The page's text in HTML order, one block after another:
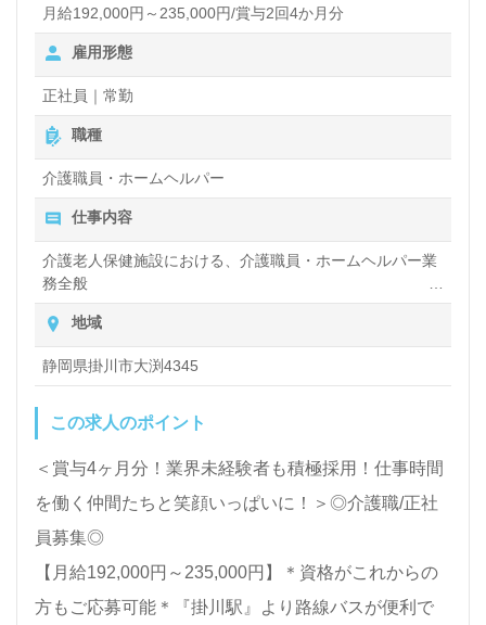
リアチェンジを実現したい、施設形態や環境を変えて
働きたい』等の方も大歓迎です。募集詳細等、担当コ
ンサルタントよりご案内します。お問い合わせも遠慮
なくお願いします。
医療/福祉業界の正社員/パート求人探しは【ウィルオ
ブ介護】＊求人情報収集、将来的に検討の方も遠慮な
く＊
LINE、メール、お電話などご希望に応じてお問い合
わせ/ご相談可能です。転職相談、求人紹介、年収交
渉など完全無料サービスをご利用いただけます。＜非
転職活動！お問い合わせお待ちしております。
月給192,000円～235,000円/賞与2回4か月分
雇用形態
正社員｜常勤
職種
介護職員・ホームヘルパー
仕事内容
介護老人保健施設における、介護職員・ホームヘルパー業
務全般
入浴や排せつ、食事などの身体的サポートや、買い物や掃
除、洗濯など日常生活のサポートなど
地域
静岡県掛川市大渕4345
この求人のポイント
＜賞与4ヶ月分！業界未経験者も積極採用！仕事時間
を働く仲間たちと笑顔いっぱいに！＞◎介護職/正社
員募集◎
【月給192,000円～235,000円】＊資格がこれからの
方もご応募可能＊『掛川駅』より路線バスが便利で